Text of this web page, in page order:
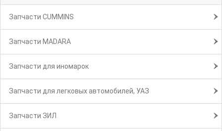
Запчасти CUMMINS
Запчасти MADARA
Запчасти для иномарок
Запчасти для легковых автомобилей, УАЗ
Запчасти ЗИЛ